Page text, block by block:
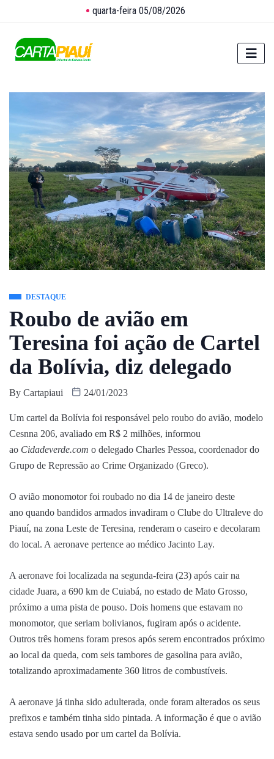
quarta-feira 05/08/2026
DESTAQUE
Roubo de avião em
Teresina foi ação de Cartel
da Bolívia, diz delegado
By Cartapiaui 24/01/2023
Um cartel da Bolívia foi responsável pelo roubo do avião, modelo
Cesnna 206, avaliado em R$ 2 milhões, informou
ao Cidadeverde.com o delegado Charles Pessoa, coordenador do
Grupo de Repressão ao Crime Organizado (Greco).
O avião monomotor foi roubado no dia 14 de janeiro deste
ano quando bandidos armados invadiram o Clube do Ultraleve do
Piauí, na zona Leste de Teresina, renderam o caseiro e decolaram
do local. A aeronave pertence ao médico Jacinto Lay.
A aeronave foi localizada na segunda-feira (23) após cair na
cidade Juara, a 690 km de Cuiabá, no estado de Mato Grosso,
próximo a uma pista de pouso. Dois homens que estavam no
monomotor, que seriam bolivianos, fugiram após o acidente.
Outros três homens foram presos após serem encontrados próximo
ao local da queda, com seis tambores de gasolina para avião,
totalizando aproximadamente 360 litros de combustíveis.
A aeronave já tinha sido adulterada, onde foram alterados os seus
prefixos e também tinha sido pintada. A informação é que o avião
estava sendo usado por um cartel da Bolívia.